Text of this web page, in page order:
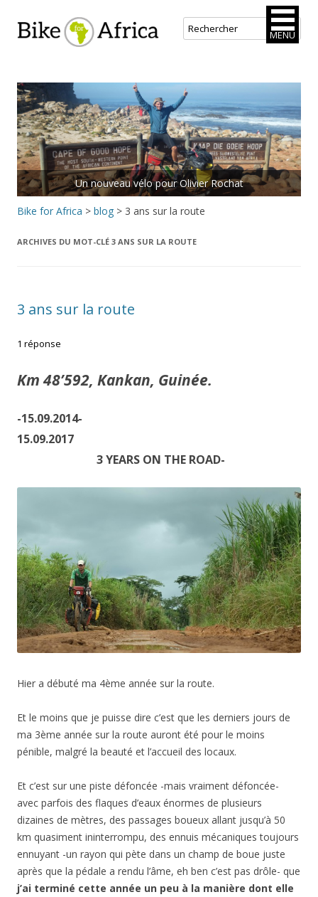
Bike for Africa
au
contenu
principal
Rejoins le peloton.
Bike for Africa > blog > 3 ans sur la route
ARCHIVES DU MOT-CLÉ 3 ANS SUR LA ROUTE
3 ans sur la route
1 réponse
Km 48’592, Kankan, Guinée.
-15.09.2014-
15.09.2017
3 YEARS ON THE ROAD-
Hier a débuté ma 4ème année sur la route.
Et le moins que je puisse dire c’est que les derniers jours de
ma 3ème année sur la route auront été pour le moins
pénible, malgré la beauté et l’accueil des locaux.
Et c’est sur une piste défoncée -mais vraiment défoncée-
avec parfois des flaques d’eaux énormes de plusieurs
dizaines de mètres, des passages boueux allant jusqu’à 50
km quasiment ininterrompu, des ennuis mécaniques toujours
ennuyant -un rayon qui pète dans un champ de boue juste
après que la pédale a rendu l’âme, eh ben c’est pas drôle- que
j’ai terminé cette année un peu à la manière dont elle
MENU